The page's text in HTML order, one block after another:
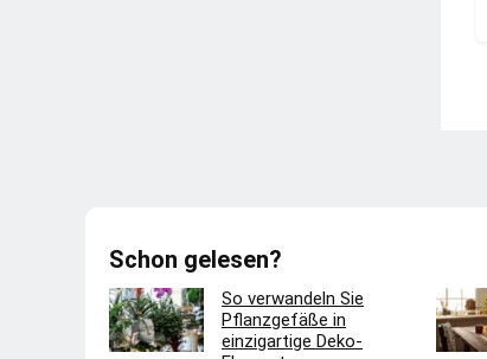
Schon gelesen?
So verwandeln Sie
Pflanzgefäße in
einzigartige Deko-